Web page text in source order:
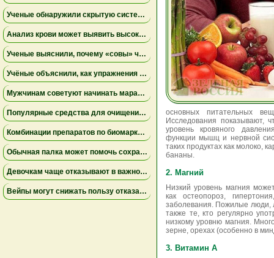
Ученые обнаружили скрытую систему очистки в задней части глаза
Анализ крови может выявить высокий риск болезни Альцгеймера за десять лет до появления симптомов
Ученые выяснили, почему «совы» чаще набирают жир в области живота
Учёные объяснили, как упражнения замедляют старение мышц
Мужчинам советуют начинать марафон медленнее
Популярные средства для очищения слизи не помогли пациентам на ИВЛ и могут повышать риск осложнений
Комбинации препаратов по биомаркерам помогли уменьшить устойчивую к лечению меланому
Обычная палка может помочь сохранить равновесие
Девочкам чаще отказывают в важной защите после рождения
Вейпы могут снижать пользу отказа от сигарет
основных питательных
Исследования показывают,
уровень кровяного
функции мышц и нервной
таких продуктах как молоко,
бананы.
2. Магний
Низкий уровень магния
как остеопороз,
заболевания. Пожилые люди,
также те, кто регулярно
низкому уровню магния.
зерне, орехах (особенно в
3. Витамин А